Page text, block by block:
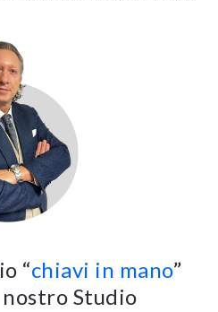
“chiavi in mano”
Studio